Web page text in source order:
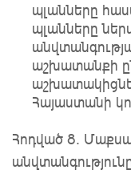
պլանները
պլանները
աշխատանքի
Հայաստանի
Հոդված 8.